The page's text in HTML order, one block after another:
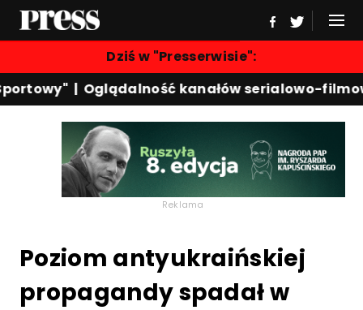
Dziś w "Presserwisie":
|Oglądalność kanałów serialowo-
Reklama
Poziom antyukraińskiej
propagandy spadał w